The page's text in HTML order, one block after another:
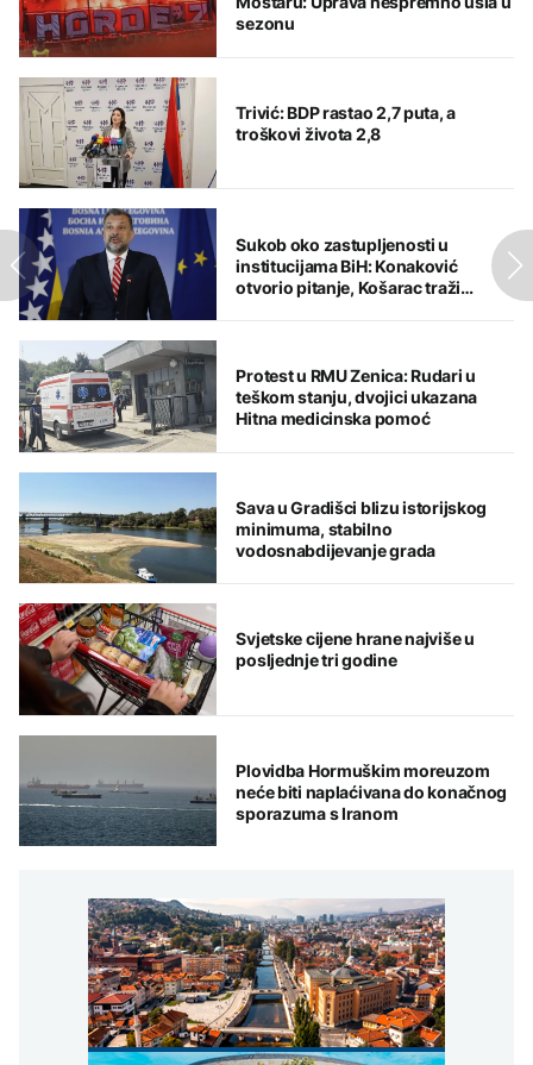
sezonu
Trivić: BDP rastao 2,7 puta, a
troškovi života 2,8
Sukob oko zastupljenosti u
institucijama BiH: Konaković
otvorio pitanje, Košarac traži
Protest u RMU Zenica: Rudari u
teškom stanju, dvojici ukazana
Hitna medicinska pomoć
Sava u Gradišci blizu istorijskog
minimuma, stabilno
vodosnabdijevanje grada
Svjetske cijene hrane najviše u
posljednje tri godine
Plovidba Hormuškim moreuzom
neće biti naplaćivana do konačnog
sporazuma s Iranom